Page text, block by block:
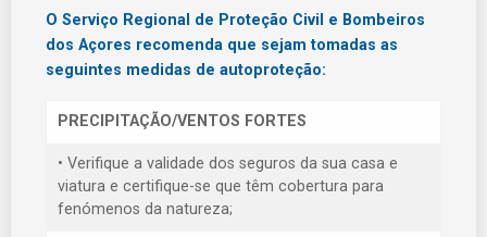
O Serviço Regional de Proteção Civil e Bombeiros
dos Açores recomenda que sejam tomadas as
seguintes medidas de autoproteção:
PRECIPITAÇÃO/VENTOS FORTES
• Verifique a validade dos seguros da sua casa e
viatura e certifique-se que têm cobertura para
fenómenos da natureza;